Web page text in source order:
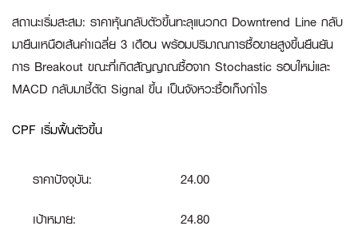
สถานะเริ่มสะสม: ราคาหุ้นกลับตัวขึ้นทะลุแนวกด Downtrend Line กลับ
มายืนเหนือเส้นค่าเฉลี่ย 3 เดือน พร้อมปริมาณการซื้อขายสูงขึ้นยืนยัน
การ Breakout ขณะที่เกิดสัญญาณซื้อจาก Stochastic รอบใหม่และ
MACD กลับมาชี้ตัด Signal ขึ้น เป็นจังหวะซื้อเก็งกำไร
CPF เริ่มฟื้นตัวขึ้น
ราคาปัจจุบัน:
24.00
เป้าหมาย:
24.80